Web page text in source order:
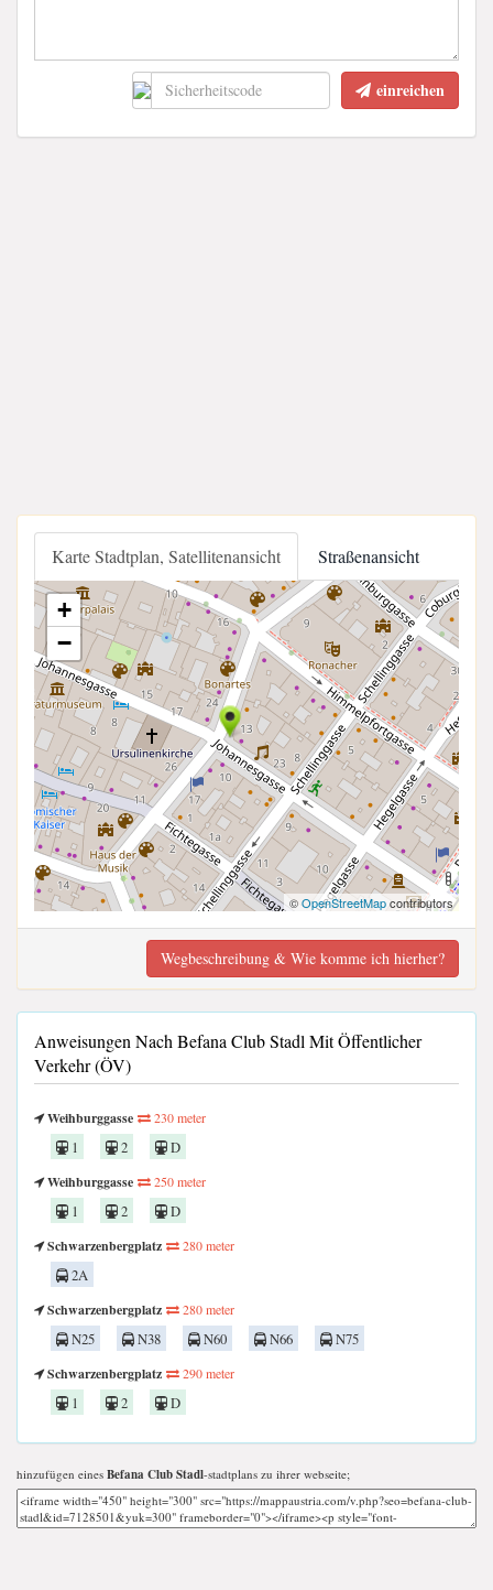
einreichen
Karte Stadtplan, Satellitenansicht Straßenansicht
+
−
©OpenStreetMapcontributors
Wegbeschreibung & Wie komme ich hierher?
Anweisungen Nach Befana Club Stadl Mit Öffentlicher
Verkehr (ÖV)
Weihburggasse 230 meter
1 2
D
Weihburggasse
250 meter
1 2
D
Schwarzenbergplatz
280 meter
2A
Schwarzenbergplatz
280 meter
N25 N38 N60 N66
N75
Schwarzenbergplatz
290 meter
1 2 D
hinzufügen eines Befana Club Stadl-stadtplans zu ihrer webseite;